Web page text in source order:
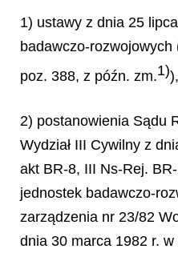
1) ustawy z dnia 25
badawczo-
poz. 388, z późn. zm.1)
2) postanowienia Sądu
Wydział III Cywilny z
akt BR-8, III Ns-Rej.
jednostek badawczo-
zarządzenia nr 23/82
dnia 30 marca 1982 r.